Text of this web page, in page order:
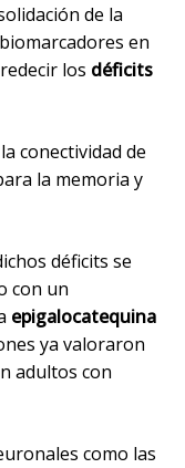
de la
en
los déficits
conectividad de
la memoria y
déficits se
con un
epigalocatequina
ya valoraron
adultos con
como las